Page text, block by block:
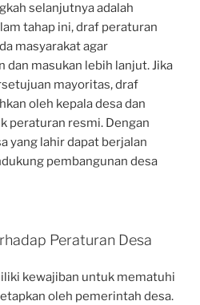
selanjutnya adalah
tahap ini, draf peraturan
masyarakat agar
dan masukan lebih lanjut. Jika
mayoritas, draf
oleh kepala desa dan
peraturan resmi. Dengan
yang lahir dapat berjalan
pembangunan desa
Peraturan Desa
kewajiban untuk mematuhi
oleh pemerintah desa.